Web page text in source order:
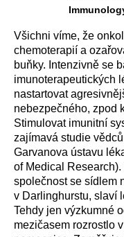
Všichni víme, že
chemoterapií a
buňky. Intenzivně se
imunoterapeutických
nastartovat
nebezpečného, zpod
Stimulovat imunitní
zajímavá studie
Garvanova ústavu
of Medical
společnost se sídlem
v Darlinghurstu, slaví
Tehdy jen výzkumné
mezičasem rozrostlo